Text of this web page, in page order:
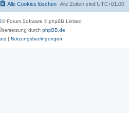
Alle Zeiten sind UTC+01:00
Alle Cookies löschen
® Forum Software © phpBB Limited
durch phpBB.de
| Nutzungsbedingungen